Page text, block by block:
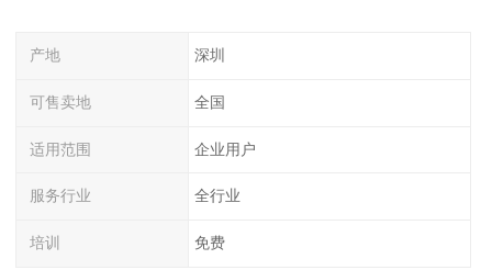
产地 深圳
可售卖地 全国
适用范围 企业用户
服务行业 全行业
培训 免费